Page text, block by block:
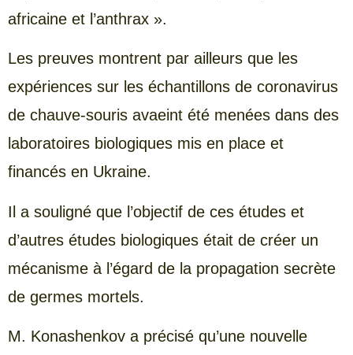
africaine et l’anthrax ».
Les preuves montrent par ailleurs que les
expériences sur les échantillons de coronavirus
de chauve-souris avaeint été menées dans des
laboratoires biologiques mis en place et
financés en Ukraine.
Il a souligné que l’objectif de ces études et
d’autres études biologiques était de créer un
mécanisme à l’égard de la propagation secrète
de germes mortels.
M. Konashenkov a précisé qu’une nouvelle